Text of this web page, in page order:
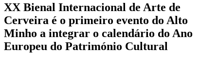
XX Bienal Internacional de Arte de
Cerveira é o primeiro evento do Alto
Minho a integrar o calendário do Ano
Europeu do Património Cultural